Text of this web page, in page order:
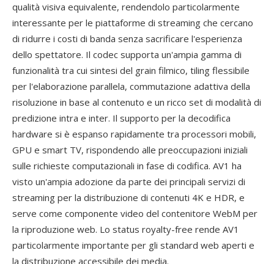
qualità visiva equivalente, rendendolo particolarmente
interessante per le piattaforme di streaming che cercano
di ridurre i costi di banda senza sacrificare l'esperienza
dello spettatore. Il codec supporta un'ampia gamma di
funzionalità tra cui sintesi del grain filmico, tiling flessibile
per l'elaborazione parallela, commutazione adattiva della
risoluzione in base al contenuto e un ricco set di modalità di
predizione intra e inter. Il supporto per la decodifica
hardware si è espanso rapidamente tra processori mobili,
GPU e smart TV, rispondendo alle preoccupazioni iniziali
sulle richieste computazionali in fase di codifica. AV1 ha
visto un'ampia adozione da parte dei principali servizi di
streaming per la distribuzione di contenuti 4K e HDR, e
serve come componente video del contenitore WebM per
la riproduzione web. Lo status royalty-free rende AV1
particolarmente importante per gli standard web aperti e
la distribuzione accessibile dei media.